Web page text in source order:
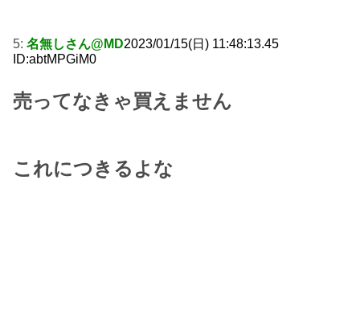
5: 名無しさん@MD2023/01/15(日) 11:48:13.45
ID:abtMPGiM0
売ってなきゃ買えません
これにつきるよな